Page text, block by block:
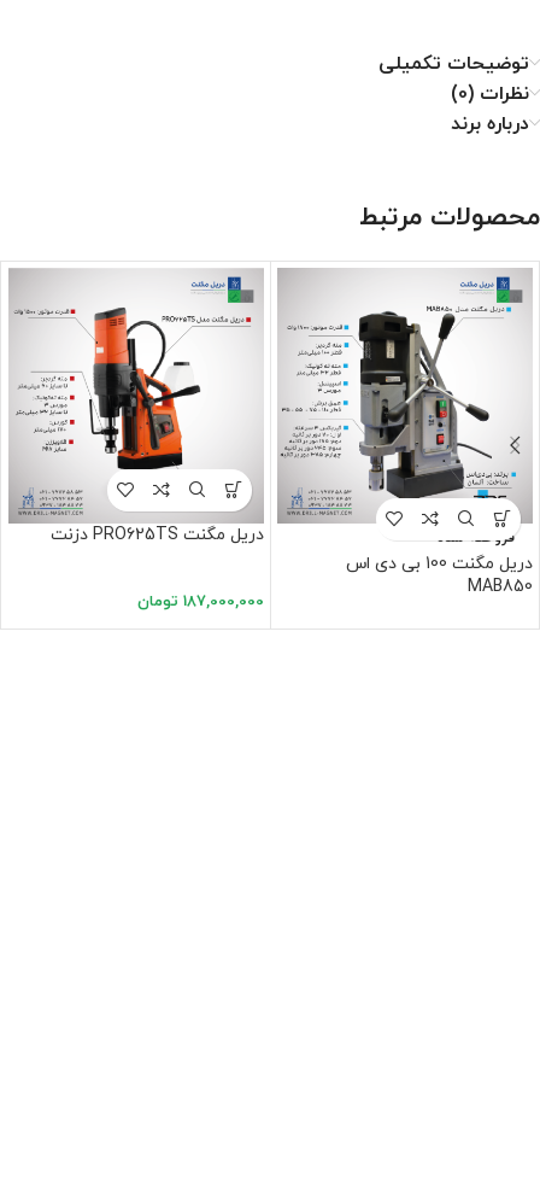
توضیحات تکمیلی
نظرات (0)
درباره برند
محصولات مرتبط
فروخته شده
دریل مگنت 100 بی دی اس
MAB850
دریل مگنت PRO625TS دزنت
187,000,000 تومان